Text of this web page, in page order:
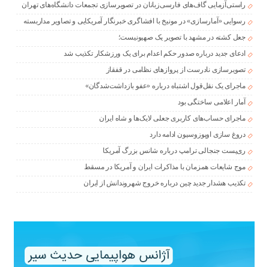
راستی‌آزمایی گاف‌های فارسی‌زبانان در تصویرسازی تجمعات دانشگاه‌های تهران
رسوایی «آمارسازی» در مونیخ با افشاگری خبرنگار آمریکایی و تصاویر مداربسته
جعل کشته در مشهد با تصویر یک صهیونیست؛
ادعای جدید درباره صدور حکم اعدام برای یک ورزشکار تکذیب شد
تصویرسازی نادرست از پروازهای نظامی در قفقاز
ماجرای یک نقل‌قول اشتباه درباره «عفو بازداشت‌شدگان»
آمار اعلامی ساختگی بود
ماجرای حساب‌های کاربری جعلی لایک‌ها و شاه ایران
دروغ سازی اوپوزوسیون ادامه دارد
ری‌پست جنجالی ترامپ درباره شانس بزرگ آمریکا
موج شایعات همزمان با مذاکرات ایران و آمریکا در مسقط
تکذیب هشدار جدید چین درباره خروج شهروندانش از ایران